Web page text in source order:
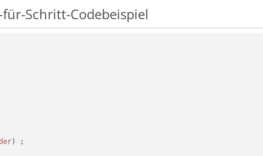
Schritt-Codebeispiel
) ;